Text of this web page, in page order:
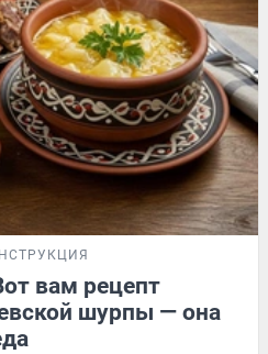
вам рецепт
шурпы — она